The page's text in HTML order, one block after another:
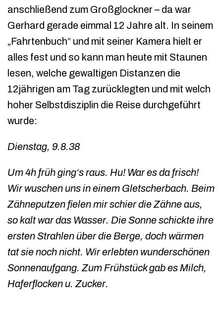
anschließend zum Großglockner – da war
Gerhard gerade eimmal 12 Jahre alt. In seinem
„Fahrtenbuch“ und mit seiner Kamera hielt er
alles fest und so kann man heute mit Staunen
lesen, welche gewaltigen Distanzen die
12jährigen am Tag zurücklegten und mit welch
hoher Selbstdisziplin die Reise durchgeführt
wurde:
Dienstag, 9.8.38
Um 4h früh ging‘s raus. Hu! War es da frisch!
Wir wuschen uns in einem Gletscherbach. Beim
Zähneputzen fielen mir schier die Zähne aus,
so kalt war das Wasser. Die Sonne schickte ihre
ersten Strahlen über die Berge, doch wärmen
tat sie noch nicht. Wir erlebten wunderschönen
Sonnenaufgang. Zum Frühstück gab es Milch,
Haferflocken u. Zucker.